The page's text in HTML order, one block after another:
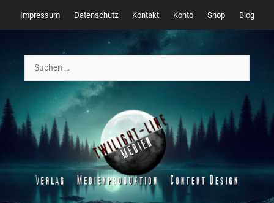
Inhalt
springen
Impressum Datenschutz Kontakt Konto Shop Blog
nach: